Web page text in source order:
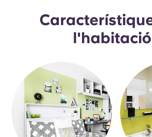
l'habitació